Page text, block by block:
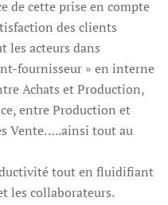
de cette prise en compte
des clients
les acteurs dans
fournisseur » en interne
Achats et Production,
entre Production et
Vente…..ainsi tout au
tout en fluidifiant
les collaborateurs.